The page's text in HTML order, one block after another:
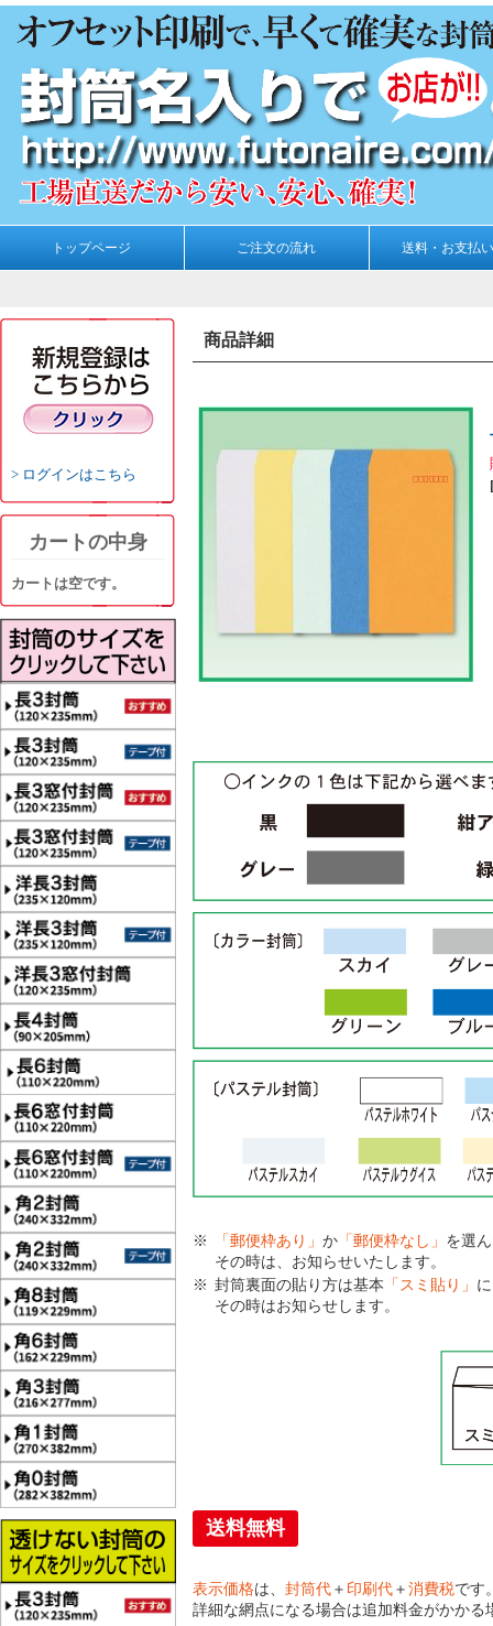
トップページ ご注文の流れ 送料・お支払
ログインはこちら
カートの中身
カートは空です。
商品詳細
「郵便枠あり」 か 「郵便枠なし」 を選
その時は、お知らせいたします。
封筒裏面の貼り方は基本 「スミ貼り」
その時はお知らせします。
送料無料
表示価格は、 封筒代 ＋ 印刷代 ＋ 消費税です
詳細な網点になる場合は追加料金がかかる